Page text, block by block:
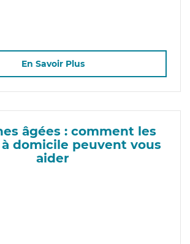
En Savoir Plus
âgées : comment les
domicile peuvent vous
aider